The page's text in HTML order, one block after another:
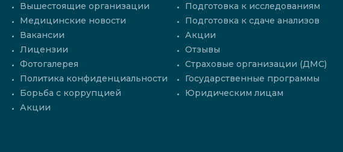
Вышестоящие организации
Медицинские новости
Вакансии
Лицензии
Фотогалерея
Политика конфиденциальности
Борьба с коррупцией
Акции
Подготовка к исследованиям
Подготовка к сдаче анализов
Акции
Отзывы
Страховые организации (ДМС)
Государственные программы
Юридическим лицам